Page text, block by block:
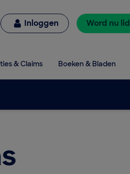
Inloggen Word nu lid
& Claims Boeken & Bladen